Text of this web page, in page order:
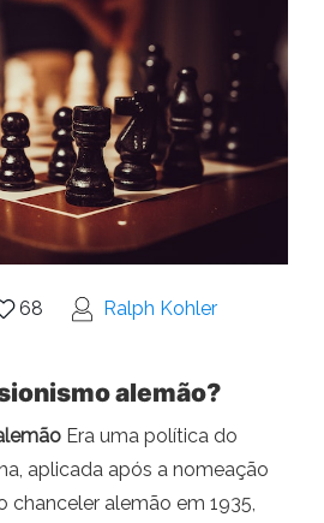
68 Ralph Kohler
alemão?
Era uma política do
aplicada após a nomeação
alemão em 1935,